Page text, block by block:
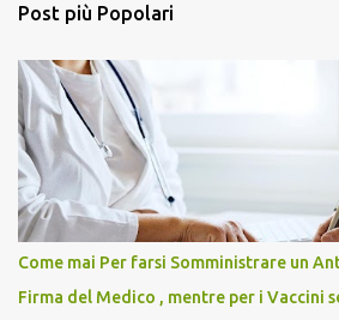
Post più Popolari
Come mai Per farsi Somministrare un
Firma del Medico , mentre per i Vaccini